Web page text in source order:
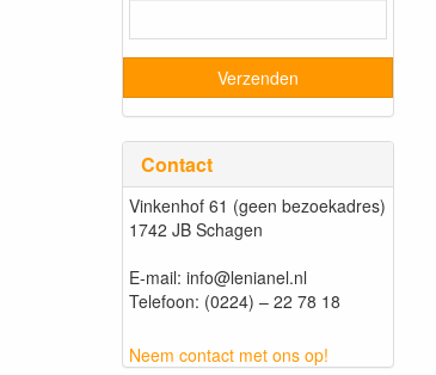
Contact
Vinkenhof 61 (geen bezoekadres)
1742 JB Schagen
E-mail: info@lenianel.nl
Telefoon: (0224) – 22 78 18
Neem contact met ons op!